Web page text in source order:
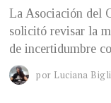
La Asociación del
solicitó revisar la
de incertidumbre
por Luciana